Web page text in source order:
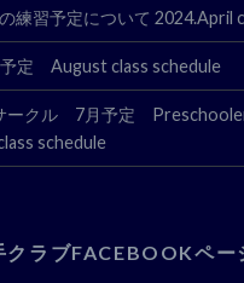
練習予定について 2024.April
定 August class schedule
ークル 7月予定
schedule
クラブFACEBOOKペー